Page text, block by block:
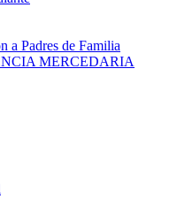
a Padres de Familia
MERCEDARIA